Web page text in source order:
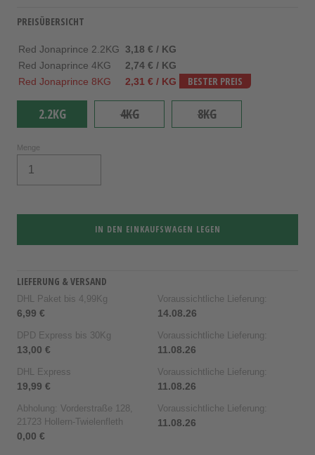
PREISÜBERSICHT
Red Jonaprince 2.2KG 3,18 € / KG
Red Jonaprince 4KG
2,74 € / KG
Red Jonaprince 8KG
2,31 € / KG BESTER PREIS
2.2KG 4KG 8KG
Menge
IN DEN EINKAUFSWAGEN LEGEN
LIEFERUNG & VERSAND
DHL Paket bis 4,99Kg
6,99 €
Voraussichtliche Lieferung:
14.08.26
DPD Express bis 30Kg
13,00 €
Voraussichtliche Lieferung:
11.08.26
DHL Express
19,99 €
Voraussichtliche Lieferung:
11.08.26
Abholung: Vorderstraße 128,
21723 Hollern-Twielenfleth
0,00 €
Voraussichtliche Lieferung:
11.08.26